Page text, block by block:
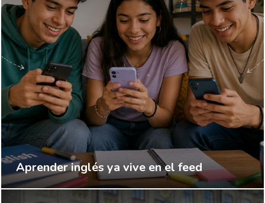
Aprender inglés ya vive en el feed